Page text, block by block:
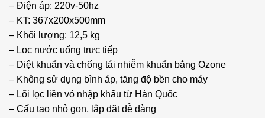
– Điện áp: 220v-50hz
– KT: 367x200x500mm
– Khối lượng: 12,5 kg
– Lọc nước uống trực tiếp
– Diệt khuẩn và chống tái nhiễm khuẩn bằng Ozone
– Không sử dụng bình áp, tăng độ bền cho máy
– Lõi lọc liền vỏ nhập khẩu từ Hàn Quốc
– Cấu tạo nhỏ gọn, lắp đặt dễ dàng